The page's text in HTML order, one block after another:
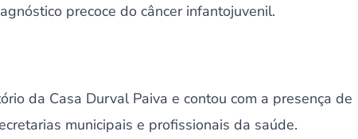
precoce do câncer infantojuvenil.
da Casa Durval Paiva e contou com a presença de
municipais e profissionais da saúde.